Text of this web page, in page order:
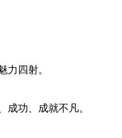
力四射。
成功、成就不凡。